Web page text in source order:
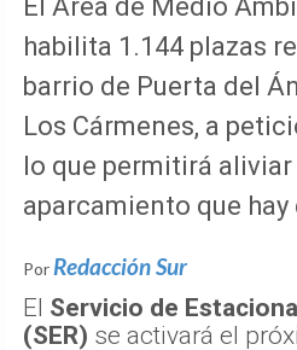
El Área de Medio
habilita 1.144 plazas
barrio de Puerta del
Los Cármenes, a
lo que permitirá
aparcamiento que hay
Por Redacción Sur
El Servicio de
(SER) se activará el